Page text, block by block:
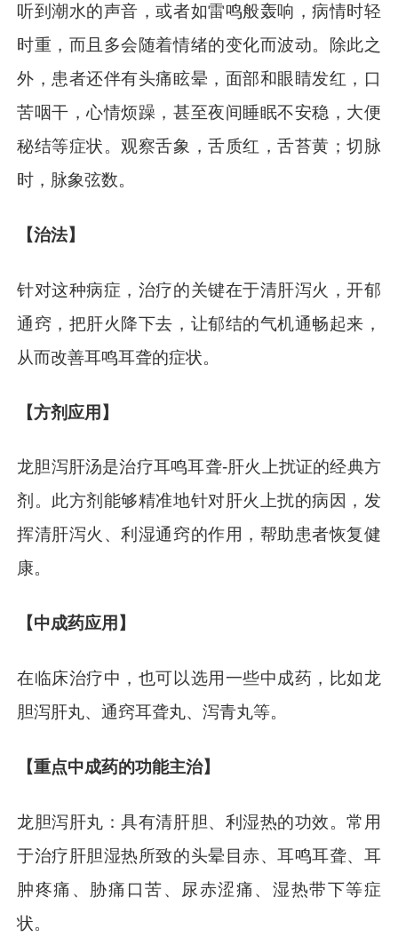
听到潮水的声音，或者如雷鸣般轰响，病情时轻
时重，而且多会随着情绪的变化而波动。除此之
外，患者还伴有头痛眩晕，面部和眼睛发红，口
苦咽干，心情烦躁，甚至夜间睡眠不安稳，大便
秘结等症状。观察舌象，舌质红，舌苔黄；切脉
时，脉象弦数。
【治法】
针对这种病症，治疗的关键在于清肝泻火，开郁
通窍，把肝火降下去，让郁结的气机通畅起来，
从而改善耳鸣耳聋的症状。
【方剂应用】
龙胆泻肝汤是治疗耳鸣耳聋-肝火上扰证的经典方
剂。此方剂能够精准地针对肝火上扰的病因，发
挥清肝泻火、利湿通窍的作用，帮助患者恢复健
康。
【中成药应用】
在临床治疗中，也可以选用一些中成药，比如龙
胆泻肝丸、通窍耳聋丸、泻青丸等。
【重点中成药的功能主治】
龙胆泻肝丸：具有清肝胆、利湿热的功效。常用
于治疗肝胆湿热所致的头晕目赤、耳鸣耳聋、耳
肿疼痛、胁痛口苦、尿赤涩痛、湿热带下等症
状。